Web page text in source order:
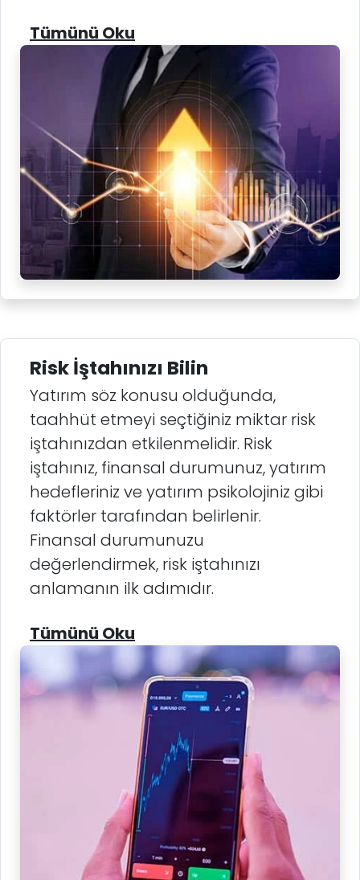
Tümünü Oku
Risk İştahınızı Bilin
Yatırım söz konusu olduğunda,
taahhüt etmeyi seçtiğiniz miktar risk
iştahınızdan etkilenmelidir. Risk
iştahınız, finansal durumunuz, yatırım
hedefleriniz ve yatırım psikolojiniz gibi
faktörler tarafından belirlenir.
Finansal durumunuzu
değerlendirmek, risk iştahınızı
anlamanın ilk adımıdır.
Tümünü Oku